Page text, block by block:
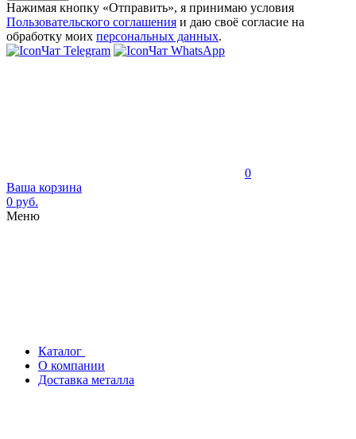
Нажимая кнопку «Отправить», я принимаю условия
Пользовательского соглашения и даю своё согласие на
обработку моих персональных данных.
Чат Telegram
Чат WhatsApp
0
Ваша корзина
0 руб.
Меню
Каталог
О компании
Доставка металла